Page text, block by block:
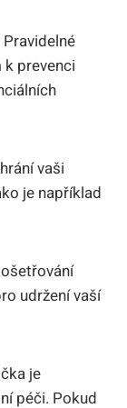
Pravidelné
prevenci
vaši
je například
udržení vaší
je
péči. Pokud